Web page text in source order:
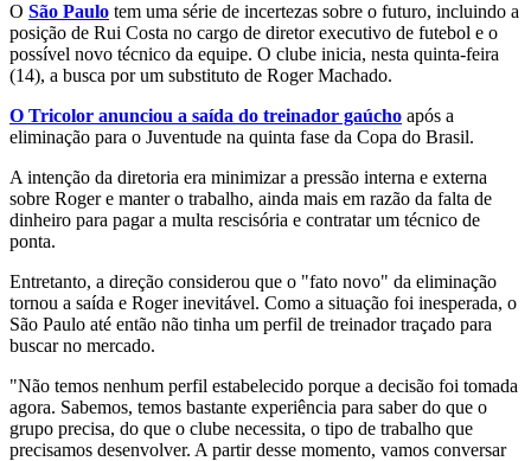
O São Paulo tem uma série de incertezas sobre o futuro, incluindo a
posição de Rui Costa no cargo de diretor executivo de futebol e o
possível novo técnico da equipe. O clube inicia, nesta quinta-feira
(14), a busca por um substituto de Roger Machado.
O Tricolor anunciou a saída do treinador gaúcho após a
eliminação para o Juventude na quinta fase da Copa do Brasil.
A intenção da diretoria era minimizar a pressão interna e externa
sobre Roger e manter o trabalho, ainda mais em razão da falta de
dinheiro para pagar a multa rescisória e contratar um técnico de
ponta.
Entretanto, a direção considerou que o "fato novo" da eliminação
tornou a saída e Roger inevitável. Como a situação foi inesperada, o
São Paulo até então não tinha um perfil de treinador traçado para
buscar no mercado.
"Não temos nenhum perfil estabelecido porque a decisão foi tomada
agora. Sabemos, temos bastante experiência para saber do que o
grupo precisa, do que o clube necessita, o tipo de trabalho que
precisamos desenvolver. A partir desse momento, vamos conversar